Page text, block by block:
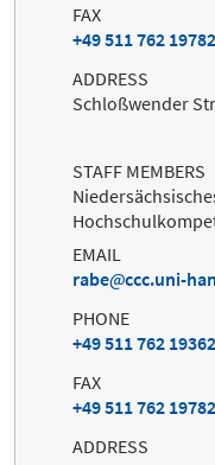
FAX
+49 511 762 19782
ADDRESS
Schloßwender
STAFF MEMBERS
EMAIL
rabe
ccc.uni-
PHONE
+49 511 762 19362
FAX
+49 511 762 19782
ADDRESS